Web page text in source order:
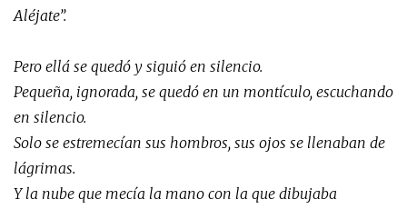
Aléjate”.
Pero ellá se quedó y siguió en silencio.
Pequeña, ignorada, se quedó en un montículo, escuchando
en silencio.
Solo se estremecían sus hombros, sus ojos se llenaban de
lágrimas.
Y la nube que mecía la mano con la que dibujaba